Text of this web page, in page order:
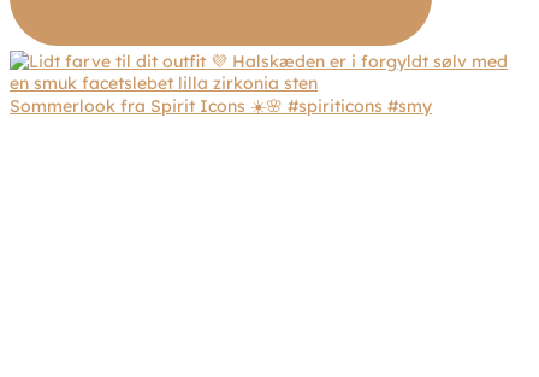
Sommerlook fra Spirit Icons ☀️🌸 #spiriticons #smy